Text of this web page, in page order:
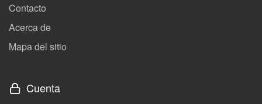
Contacto
Acerca de
Mapa del sitio
Cuenta